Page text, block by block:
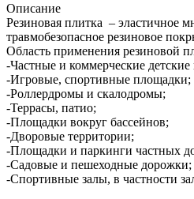
Описание
Резиновая плитка – эластичное
травмобезопасное резиновое
Область применения резиновой
-Частные и коммерческие
-Игровые, спортивные площадки;
-Роллердромы и скалодромы;
-Террасы, патио;
-Площадки вокруг бассейнов;
-Дворовые территории;
-Площадки и паркинги частных
-Садовые и пешеходные дорожки;
-Спортивные залы, в частности